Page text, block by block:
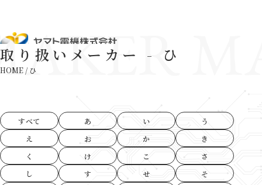
取り扱いメーカー - ひ
HOME / ひ
すべて あ い
う
え
お か
き
く
け こ
さ
し
す せ
そ